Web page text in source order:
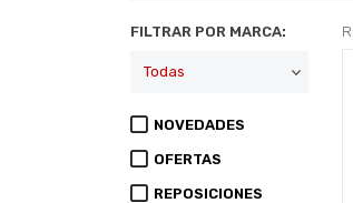
FILTRAR POR MARCA:
NOVEDADES
OFERTAS
REPOSICIONES